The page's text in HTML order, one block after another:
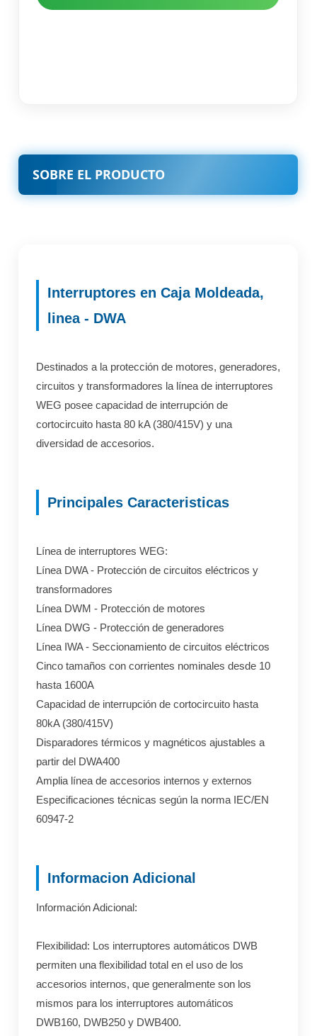
SOBRE EL PRODUCTO
Interruptores en Caja Moldeada,
linea - DWA
Destinados a la protección de motores, generadores,
circuitos y transformadores la línea de interruptores
WEG posee capacidad de interrupción de
cortocircuito hasta 80 kA (380/415V) y una
diversidad de accesorios.
Principales Caracteristicas
Línea de interruptores WEG:
Línea DWA - Protección de circuitos eléctricos y
transformadores
Línea DWM - Protección de motores
Línea DWG - Protección de generadores
Línea IWA - Seccionamiento de circuitos eléctricos
Cinco tamaños con corrientes nominales desde 10
hasta 1600A
Capacidad de interrupción de cortocircuito hasta
80kA (380/415V)
Disparadores térmicos y magnéticos ajustables a
partir del DWA400
Amplia línea de accesorios internos y externos
Especificaciones técnicas según la norma IEC/EN
60947-2
Informacion Adicional
Información Adicional:
Flexibilidad: Los interruptores automáticos DWB
permiten una flexibilidad total en el uso de los
accesorios internos, que generalmente son los
mismos para los interruptores automáticos
DWB160, DWB250 y DWB400.